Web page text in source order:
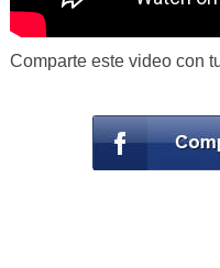
Comparte este video con